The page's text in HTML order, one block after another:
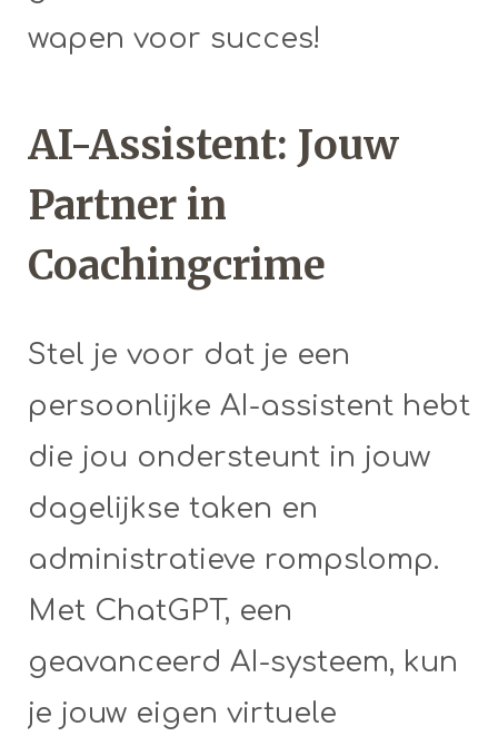
wapen voor succes!
AI-Assistent: Jouw
Partner in
Coachingcrime
Stel je voor dat je een
persoonlijke AI-assistent hebt
die jou ondersteunt in jouw
dagelijkse taken en
administratieve rompslomp.
Met ChatGPT, een
geavanceerd AI-systeem, kun
je jouw eigen virtuele